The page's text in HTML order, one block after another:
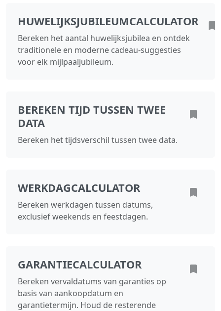
HUWELIJKSJUBILEUMCALCULATOR
Bereken het aantal huwelijksjubilea en ontdek
traditionele en moderne cadeau‑suggesties
voor elk mijlpaaljubileum.
BEREKEN TIJD TUSSEN TWEE
DATA
Bereken het tijdsverschil tussen twee data.
WERKDAGCALCULATOR
Bereken werkdagen tussen datums,
exclusief weekends en feestdagen.
GARANTIECALCULATOR
Bereken vervaldatums van garanties op
basis van aankoopdatum en
garantietermijn. Houd de resterende